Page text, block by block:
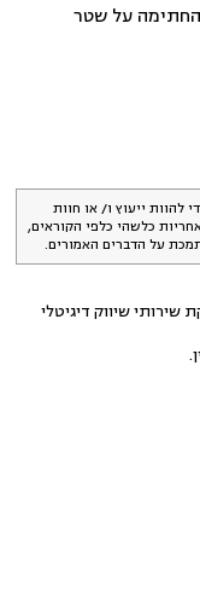
על שטר
להוות ייעוץ ו/ או חוות
כלשהי כלפי הקוראים,
על הדברים האמורים.
שיווק דיגיטלי